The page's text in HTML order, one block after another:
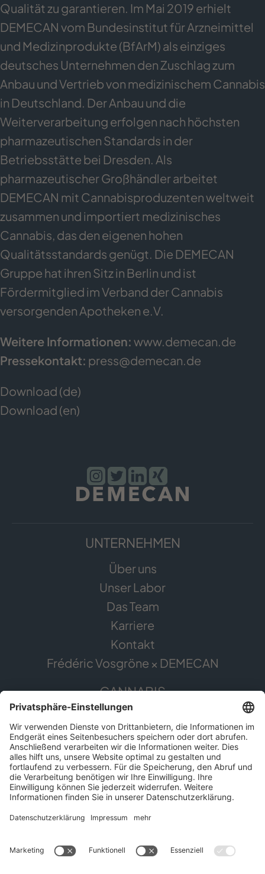
Qualität zu garantieren. Im Mai 2019 erhielt
DEMECAN vom Bundesinstitut für Arzneimittel
und Medizinprodukte (BfArM) als einziges
deutsches Unternehmen den Zuschlag zum
Anbau und Vertrieb von medizinischem Cannabis
in Deutschland. Der Anbau und die
Weiterverarbeitung erfolgen nach höchsten
pharmazeutischen Standards in der
Betriebsstätte bei Dresden. Als
pharmazeutischer Großhändler arbeitet
DEMECAN mit Cannabisproduzenten weltweit
zusammen und importiert medizinisches
Cannabis, das den eigenen hohen
Qualitätsstandards genügt. Die DEMECAN
Gruppe hat ihren Sitz in Berlin und ist
Fördermitglied im Verband der Cannabis
versorgenden Apotheken e.V.
Weitere Informationen: www.demecan.de
Pressekontakt: press@demecan.de
Download (de)
Download (en)
UNTERNEHMEN
Über uns
Unser Labor
Das Team
Karriere
Kontakt
Frédéric Vosgröne × DEMECAN
CANNABIS
Die Pflanze
Anwendungsgebiete
Cannabis erleben
Cannabis Anbau
SERVICE
Apothekenfinder